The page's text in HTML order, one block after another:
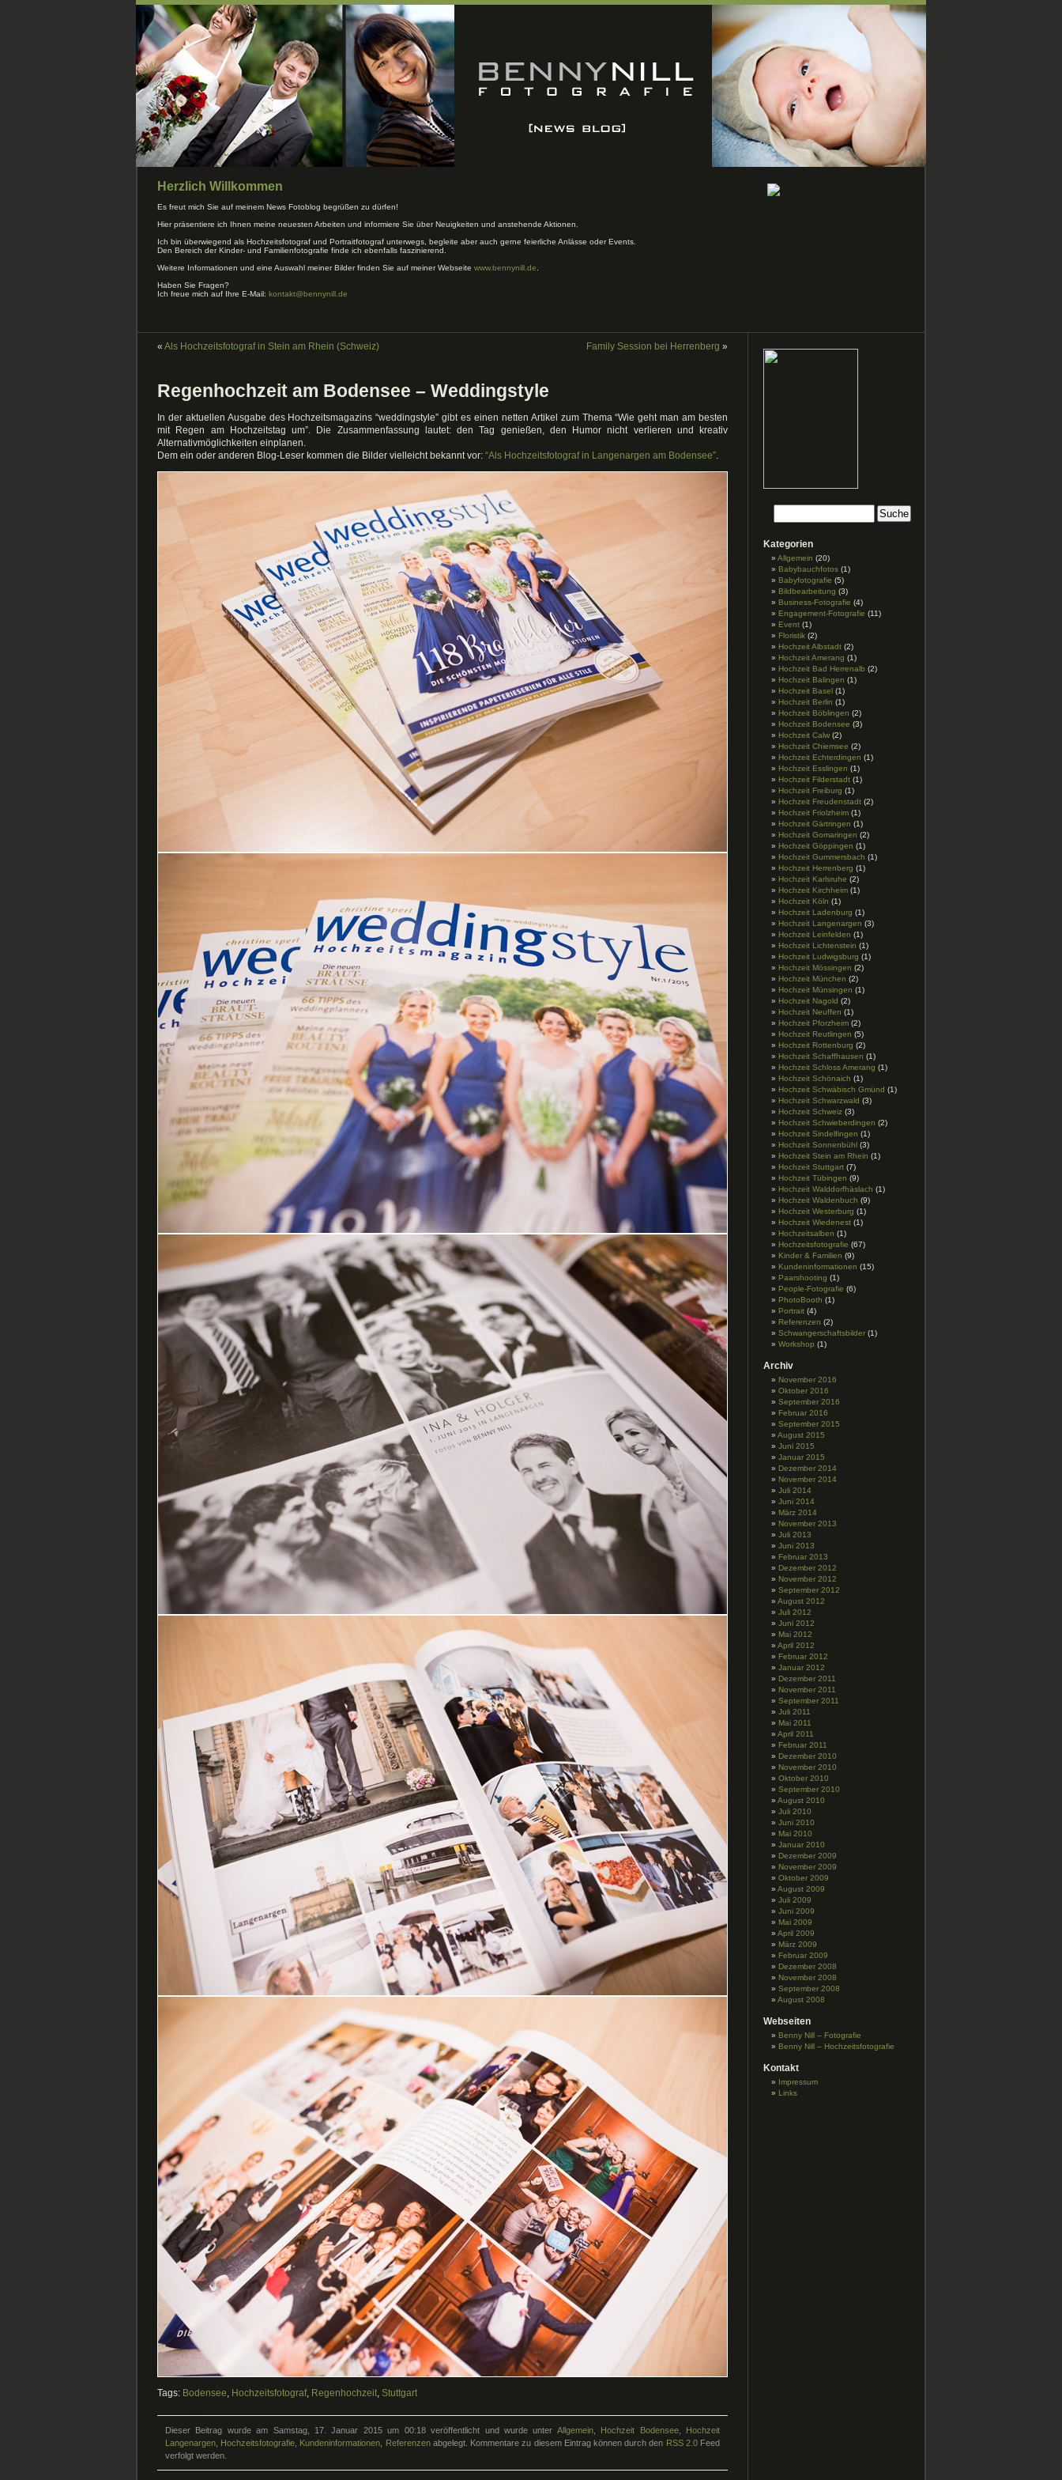
Herzlich Willkommen
Es freut mich Sie auf meinem News Fotoblog begrüßen zu dürfen!
Hier präsentiere ich Ihnen meine neuesten Arbeiten und informiere Sie über Neuigkeiten und anstehende Aktionen.
Ich bin überwiegend als Hochzeitsfotograf und Portraitfotograf unterwegs, begleite aber auch gerne feierliche Anlässe oder Events.
Den Bereich der Kinder- und Familienfotografie finde ich ebenfalls faszinierend.
Weitere Informationen und eine Auswahl meiner Bilder finden Sie auf meiner Webseite www.bennynill.de
Haben Sie Fragen?
Ich freue mich auf Ihre E-Mail: kontakt@bennynill.de
« Als Hochzeitsfotograf in Stein am Rhein (Schweiz) Family Session bei Herrenberg »
Regenhochzeit am Bodensee – Weddingstyle
In der aktuellen Ausgabe des Hochzeitsmagazins “weddingstyle” gibt es einen netten Artikel zum Thema “Wie geht man am besten
mit Regen am Hochzeitstag um”. Die Zusammenfassung lautet: den Tag genießen, den Humor nicht verlieren und kreativ
Alternativmöglichkeiten einplanen.
Dem ein oder anderen Blog-Leser kommen die Bilder vielleicht bekannt vor: “Als Hochzeitsfotograf in Langenargen am Bodensee”.
Tags: Bodensee, Hochzeitsfotograf, Regenhochzeit, Stuttgart
Dieser Beitrag wurde am Samstag, 17. Januar 2015 um 00:18 veröffentlicht und wurde unter Allgemein, Hochzeit Bodensee, Hochzeit
Langenargen Hochzeitsfotografie Kundeninformationen Referenzenabgelegt. Kommentare zu diesem Eintrag können durch den RSS 2.0Feed
verfolgt werden.
Kategorien
Allgemein (20)
Babybauchfotos (1)
Babyfotografie (5)
Bildbearbeitung (3)
Business-Fotografie (4)
Engagement-Fotografie (11)
Event (1)
Floristik (2)
Hochzeit Albstadt (2)
Hochzeit Amerang (1)
Hochzeit Bad Herrenalb (2)
Hochzeit Balingen (1)
Hochzeit Basel (1)
Hochzeit Berlin (1)
Hochzeit Böblingen (2)
Hochzeit Bodensee (3)
Hochzeit Calw (2)
Hochzeit Chiemsee (2)
Hochzeit Echterdingen (1)
Hochzeit Esslingen (1)
Hochzeit Filderstadt (1)
Hochzeit Freiburg (1)
Hochzeit Freudenstadt (2)
Hochzeit Friolzheim (1)
Hochzeit Gärtringen (1)
Hochzeit Gomaringen (2)
Hochzeit Göppingen (1)
Hochzeit Gummersbach (1)
Hochzeit Herrenberg (1)
Hochzeit Karlsruhe (2)
Hochzeit Kirchheim (1)
Hochzeit Köln (1)
Hochzeit Ladenburg (1)
Hochzeit Langenargen (3)
Hochzeit Leinfelden (1)
Hochzeit Lichtenstein (1)
Hochzeit Ludwigsburg (1)
Hochzeit Mössingen (2)
Hochzeit München (2)
Hochzeit Münsingen (1)
Hochzeit Nagold (2)
Hochzeit Neuffen (1)
Hochzeit Pforzheim (2)
Hochzeit Reutlingen (5)
Hochzeit Rottenburg (2)
Hochzeit Schaffhausen (1)
Hochzeit Schloss Amerang (1)
Hochzeit Schönaich (1)
Hochzeit Schwäbisch Gmünd (1)
Hochzeit Schwarzwald (3)
Hochzeit Schweiz (3)
Hochzeit Schwieberdingen (2)
Hochzeit Sindelfingen (1)
Hochzeit Sonnenbühl (3)
Hochzeit Stein am Rhein (1)
Hochzeit Stuttgart (7)
Hochzeit Tübingen (9)
Hochzeit Walddorfhäslach (1)
Hochzeit Waldenbuch (9)
Hochzeit Westerburg (1)
Hochzeit Wiedenest (1)
Hochzeitsalben (1)
Hochzeitsfotografie (67)
Kinder & Familien (9)
Kundeninformationen (15)
Paarshooting (1)
People-Fotografie (6)
PhotoBooth (1)
Portrait (4)
Referenzen (2)
Schwangerschaftsbilder (1)
Workshop (1)
Archiv
November 2016
Oktober 2016
September 2016
Februar 2016
September 2015
August 2015
Juni 2015
Januar 2015
Dezember 2014
November 2014
Juli 2014
Juni 2014
März 2014
November 2013
Juli 2013
Juni 2013
Februar 2013
Dezember 2012
November 2012
September 2012
August 2012
Juli 2012
Juni 2012
Mai 2012
April 2012
Februar 2012
Januar 2012
Dezember 2011
November 2011
September 2011
Juli 2011
Mai 2011
April 2011
Februar 2011
Dezember 2010
November 2010
Oktober 2010
September 2010
August 2010
Juli 2010
Juni 2010
Mai 2010
Januar 2010
Dezember 2009
November 2009
Oktober 2009
August 2009
Juli 2009
Juni 2009
Mai 2009
April 2009
März 2009
Februar 2009
Dezember 2008
November 2008
September 2008
August 2008
Webseiten
Benny Nill – Fotografie
Benny Nill – Hochzeitsfotografie
Kontakt
Impressum
Links